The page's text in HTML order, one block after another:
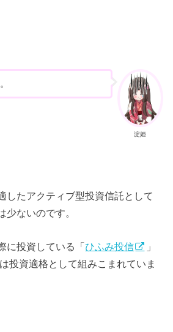
淀姫
したアクティブ型投資信託として
少ないのです。
に投資している「ひふみ投信
」
は投資適格として組みこまれていま